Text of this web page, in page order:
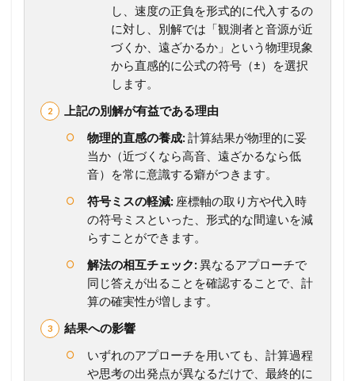
し、速度の正負を形式的に代入するの
に対し、別解では「観測者と音源が近
づくか、遠ざかるか」という物理現象
から直感的に公式の符号（±）を選択
します。
上記の別解が有益である理由
物理的直感の養成: 計算結果が物理的に妥
当か（近づくなら高音、遠ざかるなら低
音）を常に意識する癖がつきます。
符号ミスの軽減: 座標軸の取り方や代入時
の符号ミスといった、形式的な間違いを減
らすことができます。
解法の相互チェック: 異なるアプローチで
同じ答えが出ることを確認することで、計
算の確実性が増します。
結果への影響
いずれのアプローチを用いても、計算過程
や思考の出発点が異なるだけで、最終的に